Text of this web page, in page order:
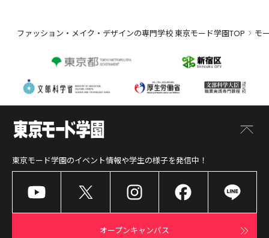
ファッション・メイク・デザインの専門学校 東京モード学園TOP モ
東京モード学園のイベント情報や学生の様子を発信中！
オープンキャンパス